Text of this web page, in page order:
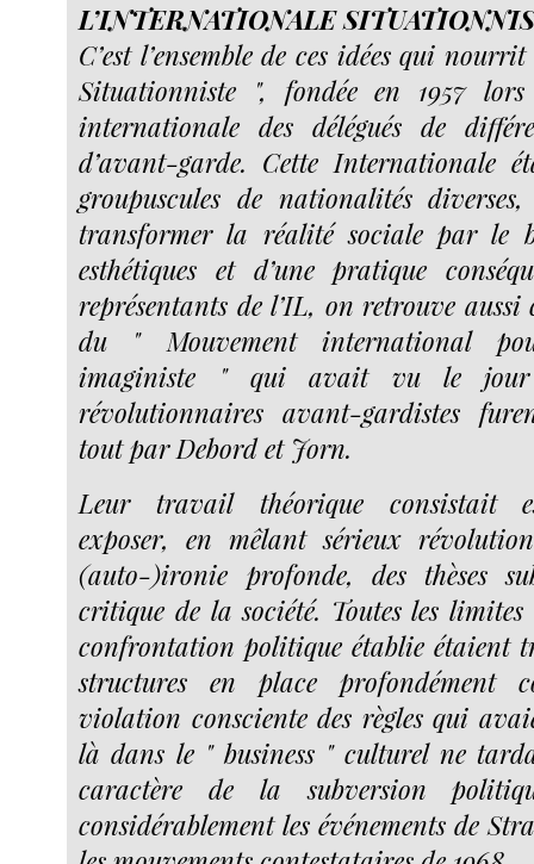
L’INTERNATIONALE
C’est l’ensemble de ces idées qui
Situationniste ", fondée en 1957 lors
internationale des délégués de
d’avant-garde. Cette Internationale
groupuscules de nationalités
transformer la réalité sociale par le
esthétiques et d’une pratique
représentants de l’IL, on retrouve aussi
du " Mouvement international
imaginiste " qui avait vu le
révolutionnaires avant-gardistes
tout par Debord et Jorn.
Leur travail théorique consistait
exposer, en mêlant sérieux
(auto-)ironie profonde, des thèses
critique de la société. Toutes les
confrontation politique établie étaient
structures en place profondément
violation consciente des règles qui
là dans le " business " culturel ne
caractère de la subversion
considérablement les événements de